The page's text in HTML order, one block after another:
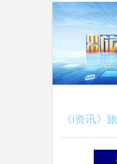
《i资讯》
作亮点探